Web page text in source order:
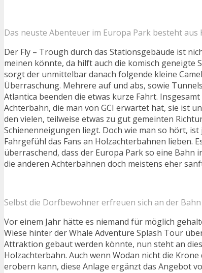
Das neuste Abenteuer im Europa Park besteht aus
Der Fly – Trough durch das Stationsgebäude ist
meinen könnte, da hilft auch die komisch geneigte
sorgt der unmittelbar danach folgende kleine
Überraschung. Mehrere auf und abs, sowie
Atlantica beenden die etwas kurze Fahrt.
Achterbahn, die man von GCI erwartet hat, sie ist
den vielen, teilweise etwas zu gut gemeinten
Schienenneigungen liegt. Doch wie man so hört, ist
Fahrgefühl das Fans an Holzachterbahnen lieben.
überraschend, dass der Europa Park so eine Bahn
die anderen Achterbahnen doch meistens eher
Selbst die Dorfbewohner erfreuen sich an der Bahn
Vor einem Jahr hätte es niemand für möglich
Wiese hinter der Whale Adventure Splash Tour
Attraktion gebaut werden könnte, nun steht an
Holzachterbahn. Auch wenn Wodan nicht die
erobern kann, diese Anlage ergänzt das Angebot